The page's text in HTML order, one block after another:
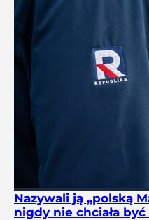
Nazywali ją „polską
nigdy nie chciała